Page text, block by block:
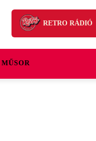
RETRO RÁDIÓ